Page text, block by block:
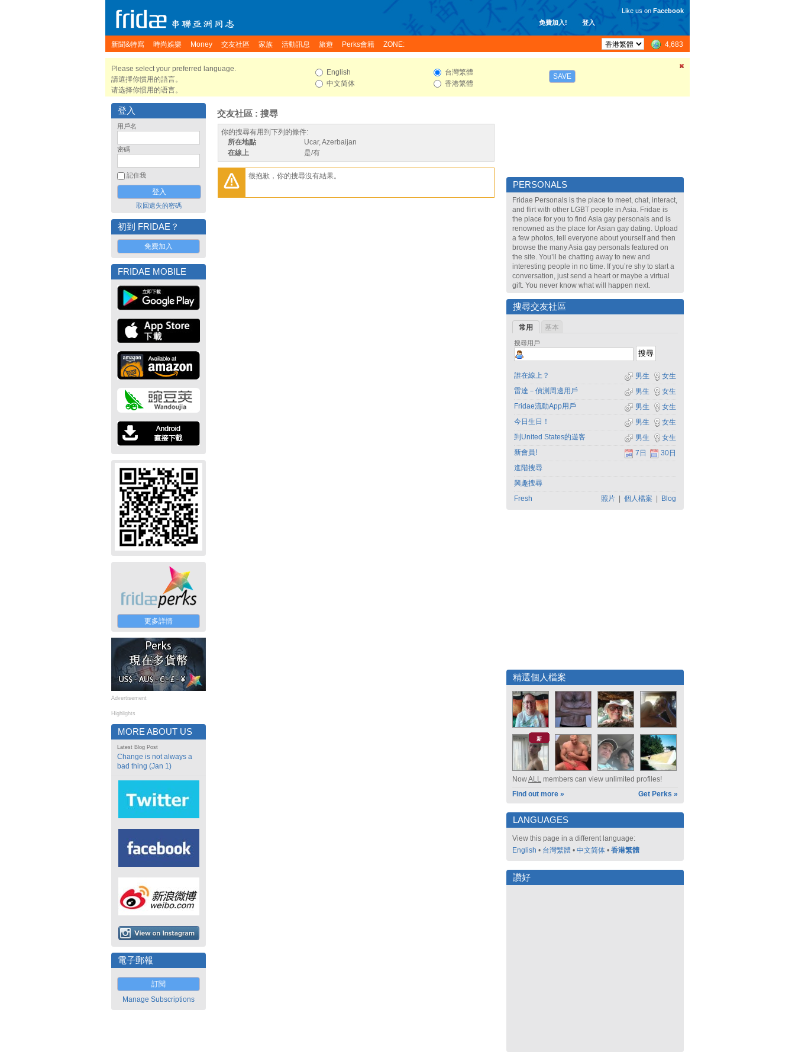
免費加入! 登入
Like us on Facebook
新聞&特寫 時尚娛樂 Money 交友社區 家族 活動訊息 旅遊 Perks會籍 ZONE: 4,683
Please select your preferred language.
請選擇你慣用的語言。
请选择你惯用的语言。
English
中文简体
台灣繁體
香港繁體
SAVE
登入
用戶名
密碼
記住我
取回遺失的密碼
初到 FRIDAE？
免費加入
FRIDAE MOBILE
更多詳情
Advertisement
Highlights
MORE ABOUT US
Latest Blog Post
Change is not always a
bad thing (Jan 1)
電子郵報
訂閱
Manage Subscriptions
交友社區 : 搜尋
你的搜尋有用到下列的條件:
所在地點
Ucar, Azerbaijan
在線上
是/有
很抱歉，你的搜尋沒有結果。
PERSONALS
Fridae Personals is the place to meet, chat, interact,
and flirt with other LGBT people in Asia. Fridae is
the place for you to find Asia gay personals and is
renowned as the place for Asian gay dating. Upload
a few photos, tell everyone about yourself and then
browse the many Asia gay personals featured on
the site. You’ll be chatting away to new and
interesting people in no time. If you’re shy to start a
conversation, just send a heart or maybe a virtual
gift. You never know what will happen next.
搜尋交友社區
常用 基本
搜尋用戶
誰在線上？ 女生
男生
雷達－偵測周邊用戶
女生
男生
Fridae流動App用戶
女生
男生
今日生日！
女生
男生
到United States的遊客
女生
男生
新會員!
30日
7日
進階搜尋
興趣搜尋
Fresh
照片 個人檔案 Blog
精選個人檔案
新
NowALL members can view unlimited profiles!
Find out more »
Get Perks »
LANGUAGES
View this page in a different language:
English • 台灣繁體 • 中文简体 • 香港繁體
讚好